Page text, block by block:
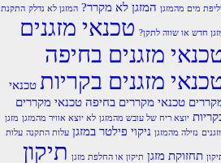
מים מהמזגן המזגן לא מקרר? המזגן לא נדלק התקנת
חדש או שווה לתקן? טכנאי מזגנים
מזגנים בחיפה
מזגנים בקריות טכנאי
טכנאי מקררים בחיפה טכנאי מקררים
יוצא ריח של עובש מהמזגן לא יוצא אוויר מהמזגן מזגן
נזילה מהמזגן ניקוי פילטר במזגן עלות התקנה עלות
תחזוקת מזגן תיקון או החלפת מזגן תיקון